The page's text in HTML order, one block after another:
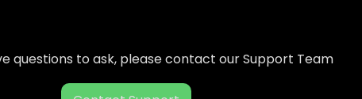
questions to ask, please contact our Support Team